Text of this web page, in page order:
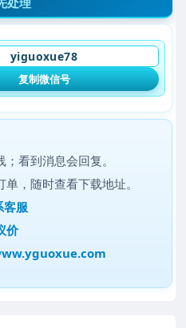
yiguoxue78
复制微信号
看到消息会回复。
单，随时查看下载地址。
客服
价